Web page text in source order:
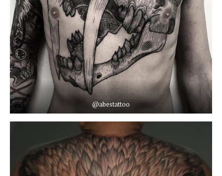
@abestattoo